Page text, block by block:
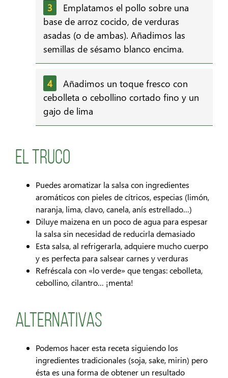
Emplatamos el pollo sobre una
base de arroz cocido, de verduras
asadas (o de ambas). Añadimos las
semillas de sésamo blanco encima.
Añadimos un toque fresco con
cebolleta o cebollino cortado fino y un
gajo de lima
El truco
Puedes aromatizar la salsa con ingredientes
aromáticos con pieles de cítricos, especias (limón,
naranja, lima, clavo, canela, anís estrellado…)
Diluye maizena en un poco de agua para espesar
la salsa sin necesidad de reducirla demasiado
Esta salsa, al refrigerarla, adquiere mucho cuerpo
y es perfecta para salsear carnes y verduras
Refréscala con «lo verde» que tengas: cebolleta,
cebollino, cilantro… ¡menta!
Alternativas
Podemos hacer esta receta siguiendo los
ingredientes tradicionales (soja, sake, mirin) pero
ésta es una forma de obtener un resultado